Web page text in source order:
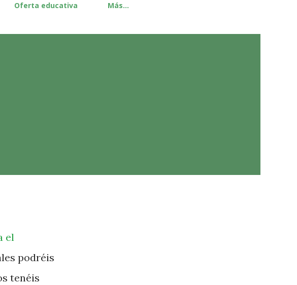
Oferta educativa Más…
el
podréis
tenéis